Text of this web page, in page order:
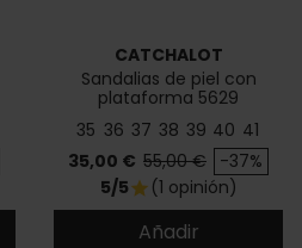
CATCHALOT
Sandalias de piel con
plataforma 5629
35 36 37 38 39 40 41
Precio
35,00 € Precio base
55,00 € -37%
5/5star (1 opinión)
Añadir